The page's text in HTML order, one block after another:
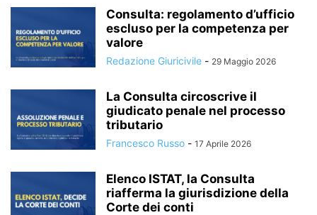
CORTE DEI CONTI
DIVENTARE AVVOCATO ESAME DI AVVOCATO GENERALE
GUIDE E RACCOLTE IL CONSIGLIO DELLA SETTIMANA
IL PROMPT DELLA SETTIMANA IMMIGRAZIONE INTERNAZIONALE
PROCEDURA CIVILE RASSEGNA SENTENZE
RIVISTA SENTENZE SEZIONI UNITE SPONSOR STRAGIUDIZIALE
Consulta: regolamento d’ufficio
escluso per la competenza per
valore
Redazione Giuricivile - 29 Maggio 2026
La Consulta circoscrive il
giudicato penale nel processo
tributario
Francesco Russo - 17 Aprile 2026
Elenco ISTAT, la Consulta
riafferma la giurisdizione della
Corte dei conti